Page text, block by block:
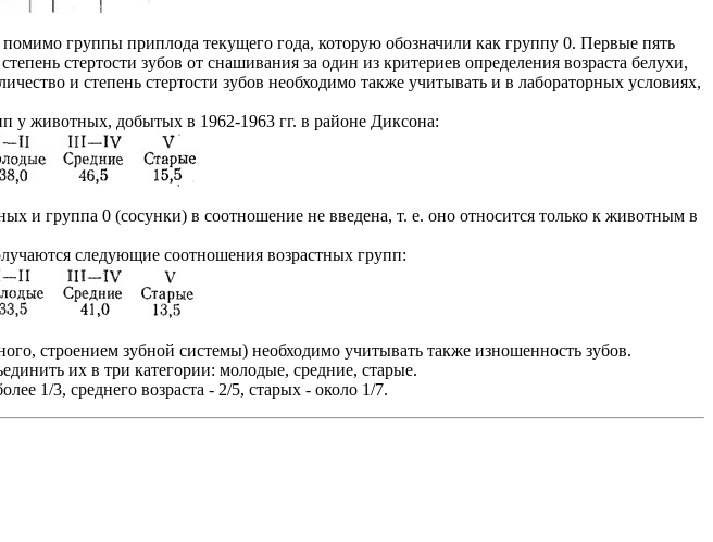
группы приплода текущего года, которую обозначили как группу 0. Первые пять
стертости зубов от снашивания за один из критериев определения возраста белухи,
и степень стертости зубов необходимо также учитывать и в лабораторных условиях,
у животных, добытых в 1962-1963 гг. в районе Диксона:
и группа 0 (сосунки) в соотношение не введена, т. е. оно относится только к животным в
следующие соотношения возрастных групп:
строением зубной системы) необходимо учитывать также изношенность зубов.
их в три категории: молодые, средние, старые.
1/3, среднего возраста - 2/5, старых - около 1/7.